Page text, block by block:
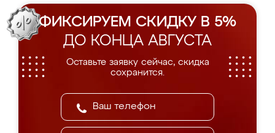
ФИКСИРУЕМ СКИДКУ В 5%
ДО КОНЦА АВГУСТА
Оставьте заявку сейчас, скидка
сохранится.